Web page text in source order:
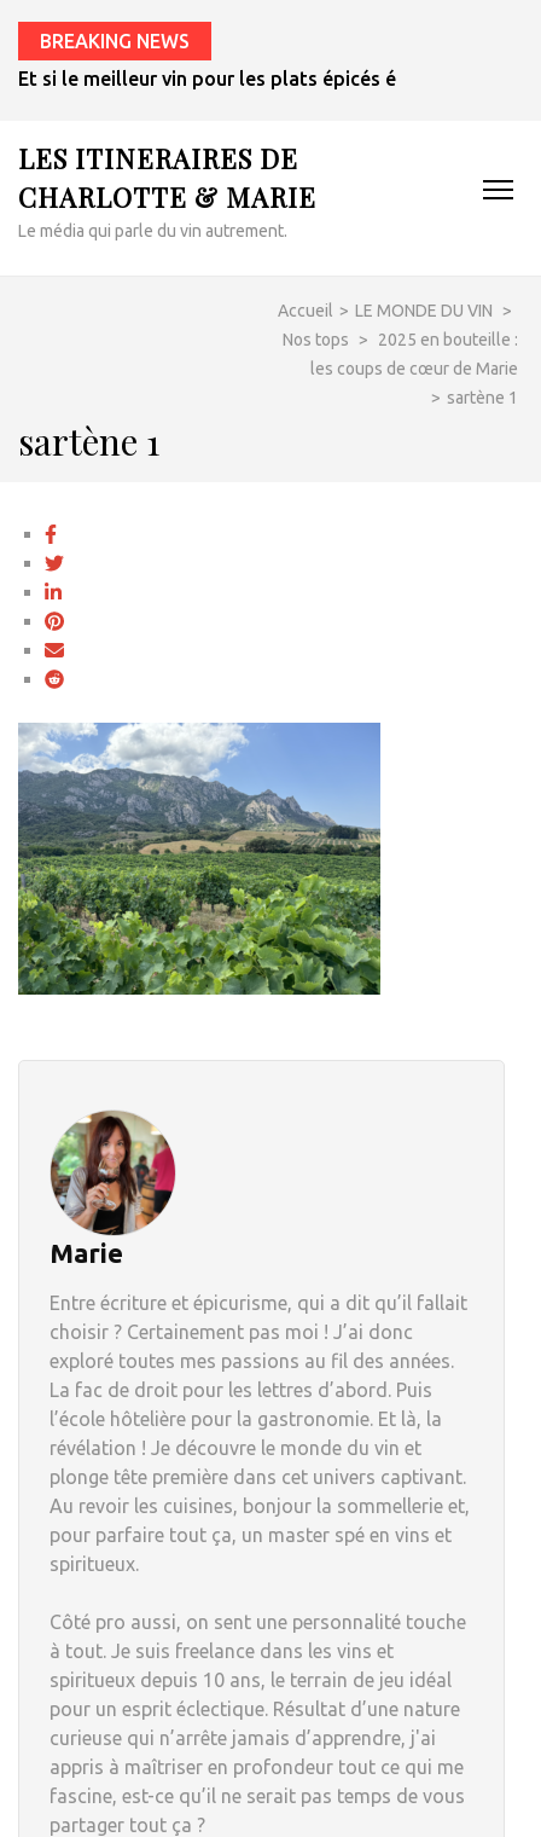
BREAKING NEWS
Et si le meilleur vin pour les plats épicés était un rosé de
LES ITINERAIRES DE
CHARLOTTE & MARIE
Le média qui parle du vin autrement.
Accueil > LE MONDE DU VIN
>
Nos tops
>
2025 en bouteille :
les coups de cœur de Marie
> sartène 1
sartène 1
Marie
Entre écriture et épicurisme, qui a dit qu’il fallait
choisir ? Certainement pas moi ! J’ai donc
exploré toutes mes passions au fil des années.
La fac de droit pour les lettres d’abord. Puis
l’école hôtelière pour la gastronomie. Et là, la
révélation ! Je découvre le monde du vin et
plonge tête première dans cet univers captivant.
Au revoir les cuisines, bonjour la sommellerie et,
pour parfaire tout ça, un master spé en vins et
spiritueux.
Côté pro aussi, on sent une personnalité touche
à tout. Je suis freelance dans les vins et
spiritueux depuis 10 ans, le terrain de jeu idéal
pour un esprit éclectique. Résultat d’une nature
curieuse qui n’arrête jamais d’apprendre, j'ai
appris à maîtriser en profondeur tout ce qui me
fascine, est-ce qu’il ne serait pas temps de vous
partager tout ça ?